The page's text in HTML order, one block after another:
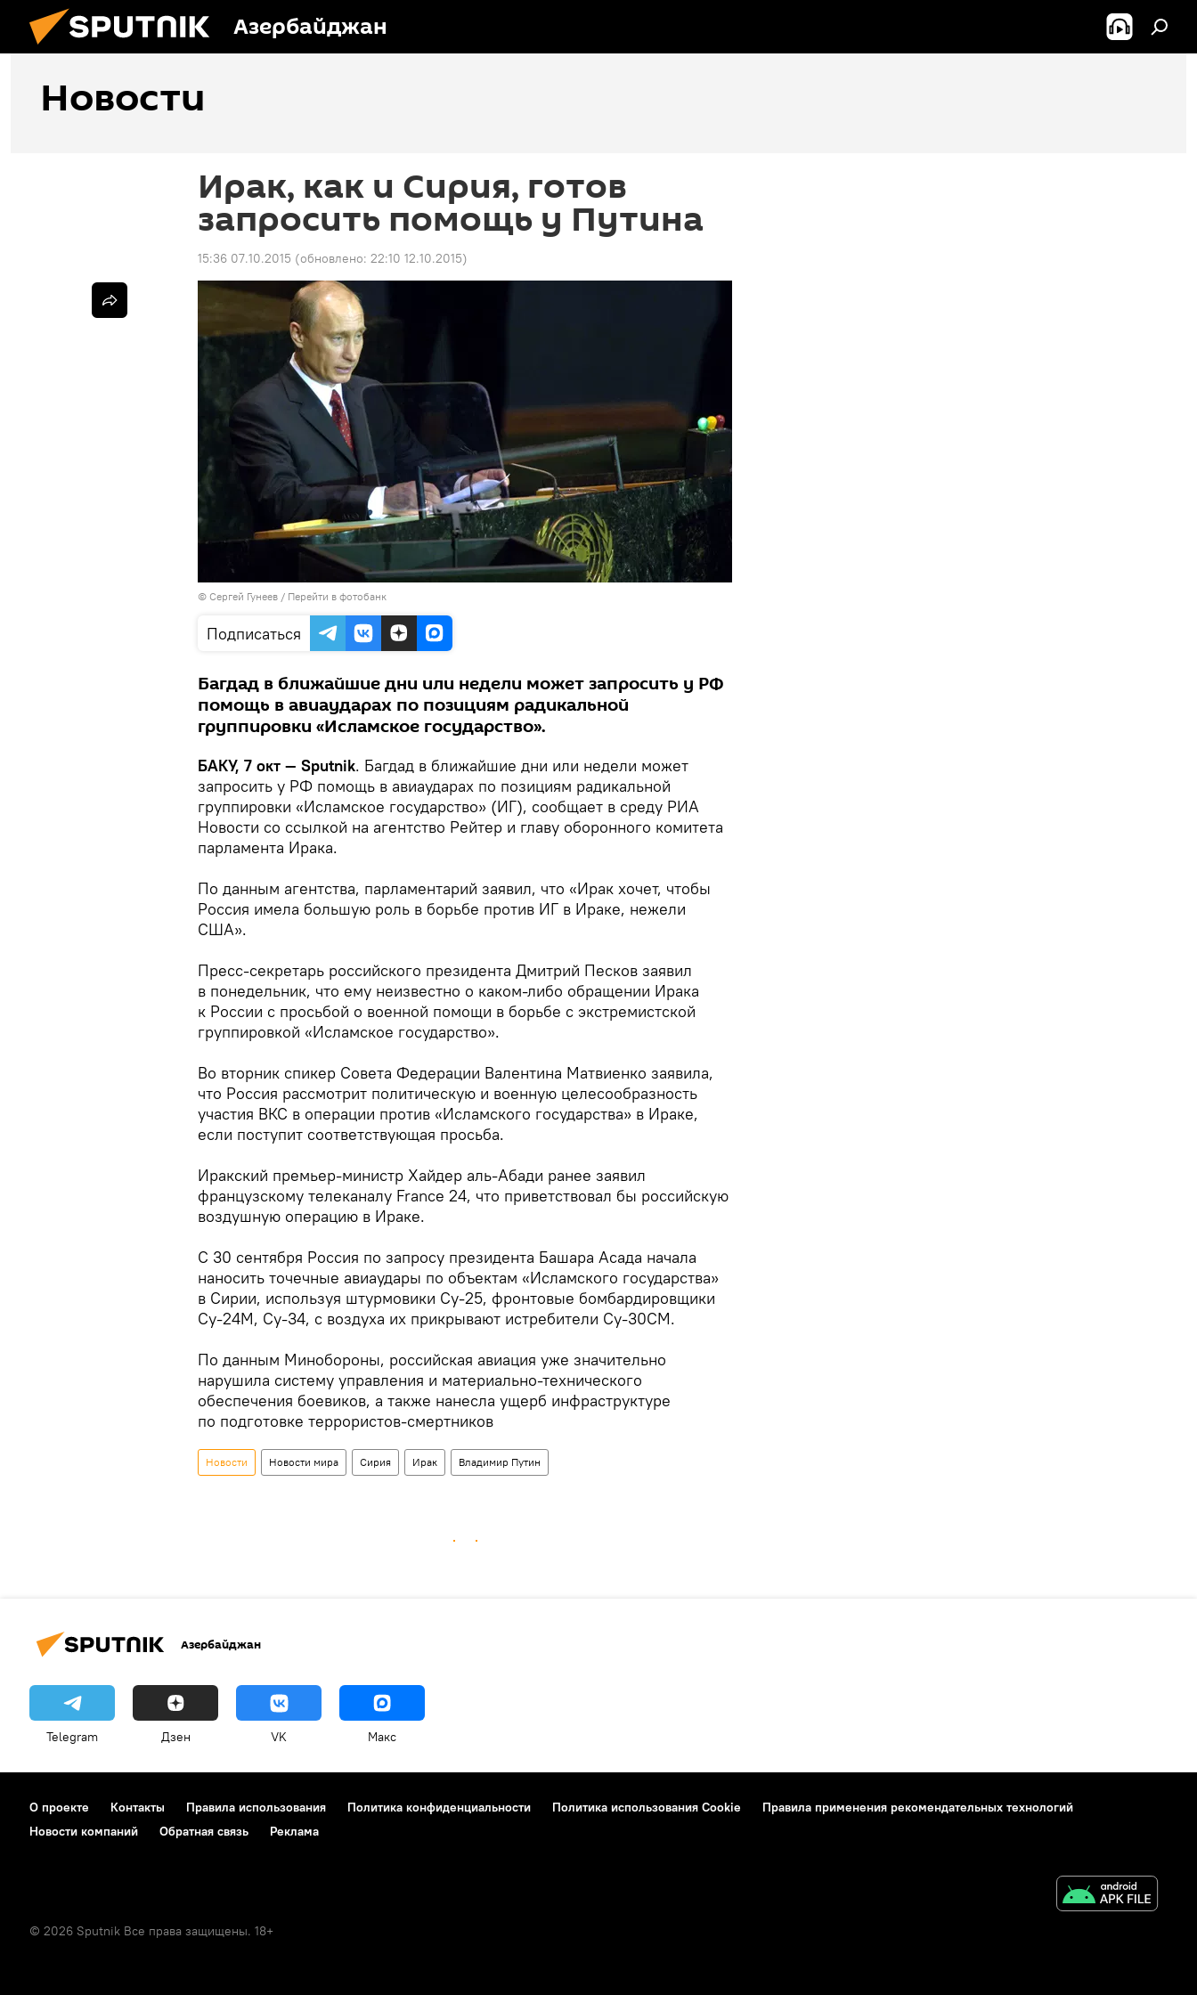
Азербайджан
Новости
Ирак, как и Сирия, готов
запросить помощь у Путина
15:36 07.10.2015 (обновлено: 22:10 12.10.2015)
© Сергей Гунеев / Перейти в фотобанк
Подписаться
Багдад в ближайшие дни или недели может запросить у РФ
помощь в авиаударах по позициям радикальной
группировки «Исламское государство».
БАКУ, 7 окт — Sputnik. Багдад в ближайшие дни или недели может
запросить у РФ помощь в авиаударах по позициям радикальной
группировки «Исламское государство» (ИГ), сообщает в среду РИА
Новости со ссылкой на агентство Рейтер и главу оборонного комитета
парламента Ирака.
По данным агентства, парламентарий заявил, что «Ирак хочет, чтобы
Россия имела большую роль в борьбе против ИГ в Ираке, нежели
США».
Пресс-секретарь российского президента Дмитрий Песков заявил
в понедельник, что ему неизвестно о каком-либо обращении Ирака
к России с просьбой о военной помощи в борьбе с экстремистской
группировкой «Исламское государство».
Во вторник спикер Совета Федерации Валентина Матвиенко заявила,
что Россия рассмотрит политическую и военную целесообразность
участия ВКС в операции против «Исламского государства» в Ираке,
если поступит соответствующая просьба.
Иракский премьер-министр Хайдер аль-Абади ранее заявил
французскому телеканалу France 24, что приветствовал бы российскую
воздушную операцию в Ираке.
С 30 сентября Россия по запросу президента Башара Асада начала
наносить точечные авиаудары по объектам «Исламского государства»
в Сирии, используя штурмовики Су-25, фронтовые бомбардировщики
Су-24М, Су-34, с воздуха их прикрывают истребители Су-30СМ.
По данным Минобороны, российская авиация уже значительно
нарушила систему управления и материально-технического
обеспечения боевиков, а также нанесла ущерб инфраструктуре
по подготовке террористов-смертников
Новости Новости мира Сирия Ирак Владимир Путин
Азербайджан
Telegram Дзен VK Макс
О проекте Контакты Правила использования Политика конфиденциальности Политика использования Cookie
Правила применения рекомендательных технологий
Новости компаний
Обратная связь Реклама
© 2026 Sputnik Все права защищены. 18+